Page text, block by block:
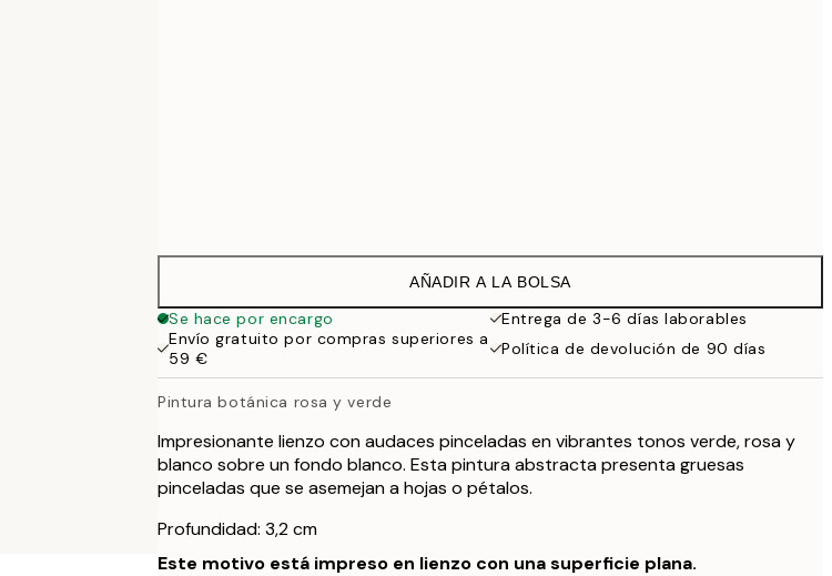
AÑADIR A LA BOLSA
Se hace por encargo
Entrega de 3-6 días laborables
Envío gratuito por compras superiores a
59 €
Política de devolución de 90 días
Pintura botánica rosa y verde
Impresionante lienzo con audaces pinceladas en vibrantes tonos verde, rosa y
blanco sobre un fondo blanco. Esta pintura abstracta presenta gruesas
pinceladas que se asemejan a hojas o pétalos.
Profundidad: 3,2 cm
Este motivo está impreso en lienzo con una superficie plana.